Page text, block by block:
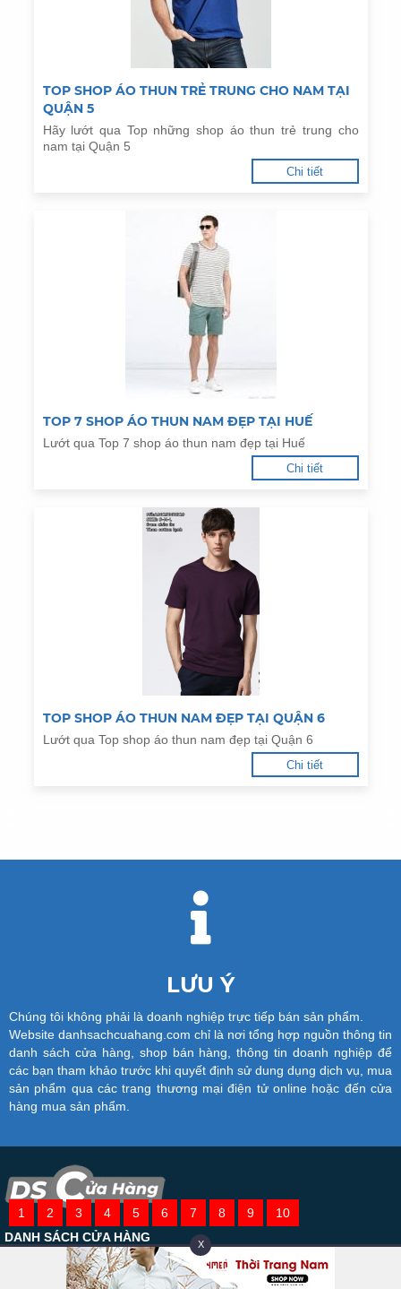
TOP SHOP ÁO THUN TRẺ TRUNG CHO NAM TẠI
QUẬN 5
Hãy lướt qua Top những shop áo thun trẻ trung cho
nam tại Quận 5
Chi tiết
TOP 7 SHOP ÁO THUN NAM ĐẸP TẠI HUẾ
Lướt qua Top 7 shop áo thun nam đẹp tại Huế
Chi tiết
TOP SHOP ÁO THUN NAM ĐẸP TẠI QUẬN 6
Lướt qua Top shop áo thun nam đẹp tại Quận 6
Chi tiết
1 2 3 4 5 6 7 8 9 10
LƯU Ý
Chúng tôi không phải là doanh nghiệp trực tiếp bán sản phẩm.
Website danhsachcuahang.com chỉ là nơi tổng hợp nguồn thông tin
danh sách cửa hàng, shop bán hàng, thông tin doanh nghiệp để
các bạn tham khảo trước khi quyết định sử dung dụng dịch vụ, mua
sản phẩm qua các trang thương mại điện tử online hoặc đến cửa
hàng mua sản phẩm.
DANH SÁCH CỬA HÀNG
Thông tin hay về shop thời trang / danh sách cửa hàng bán buôn
giá rẻ, uy chất lượng trên toàn quốc
X